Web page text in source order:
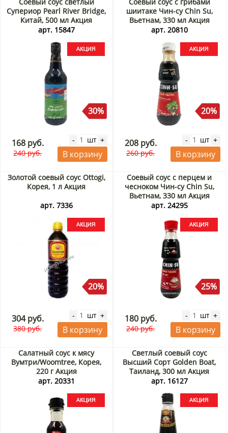
Супериор Pearl River Bridge,
Китай, 500 мл Акция
арт. 15847
30%
168 руб.
240 руб.
- шт +
В корзину
шиитаке Чин-су Chin Su,
Вьетнам, 330 мл Акция
арт. 20810
20%
208 руб.
260 руб.
- шт +
В корзину
Золотой соевый соус Ottogi,
Корея, 1 л Акция
арт. 7336
20%
304 руб.
380 руб.
- шт +
В корзину
Соевый соус с перцем и
чесноком Чин-су Chin Su,
Вьетнам, 330 мл Акция
арт. 24295
25%
180 руб.
240 руб.
- шт +
В корзину
Салатный соус к мясу
Вумтри/Woomtree, Корея,
220 г Акция
арт. 20331
Светлый соевый соус
Высший Сорт Golden Boat,
Таиланд, 300 мл Акция
арт. 16127